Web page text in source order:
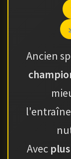
Ancien
Avec